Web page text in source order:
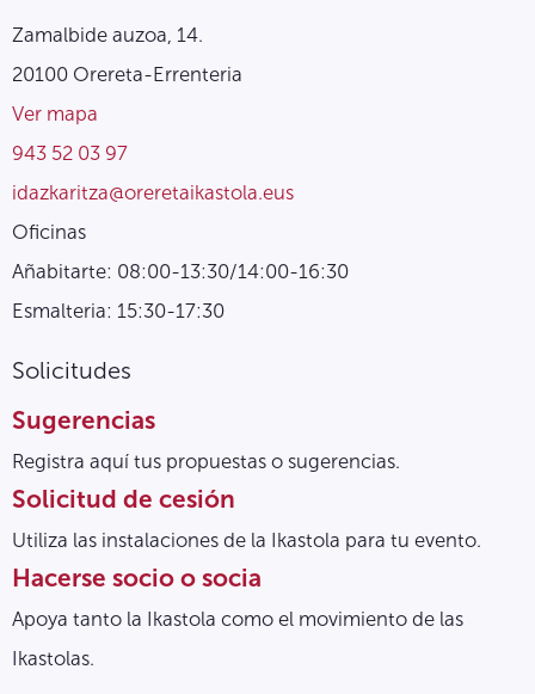
Zamalbide auzoa, 14.
20100 Orereta-Errenteria
Ver mapa
943 52 03 97
idazkaritza@oreretaikastola.eus
Oficinas
Añabitarte: 08:00-13:30/14:00-16:30
Esmalteria: 15:30-17:30
Solicitudes
Sugerencias
Registra aquí tus propuestas o sugerencias.
Solicitud de cesión
Utiliza las instalaciones de la Ikastola para tu evento.
Hacerse socio o socia
Apoya tanto la Ikastola como el movimiento de las
Ikastolas.